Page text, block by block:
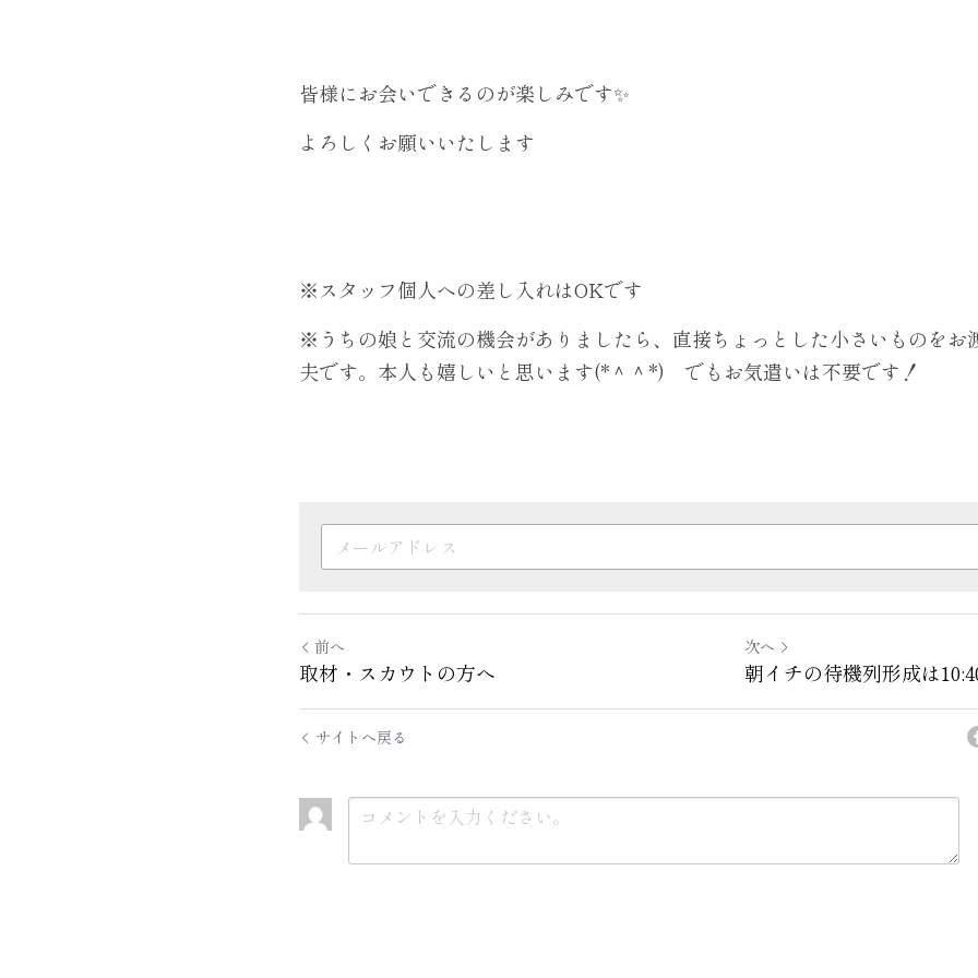
皆様にお会いできるのが楽しみです✨
よろしくお願いいたします
※スタッフ個人への差し入れはOKです
※うちの娘と交流の機会がありましたら、直接ちょっとした小さいものをお
夫です。本人も嬉しいと思います(*＾＾*)　でもお気遣いは不要です！
前へ
取材・スカウトの方へ
次へ
朝イチの待機列形成は
サイトへ戻る